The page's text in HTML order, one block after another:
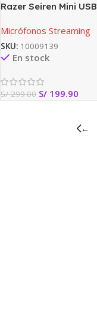
Razer Seiren Mini USB
Rosa
Micrófonos Streaming
SKU: 10009139
En stock
S/299.00 S/ 199.90
←